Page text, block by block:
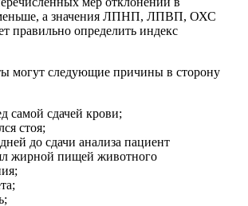
меньше, а значения ЛПНП, ЛПВП, ОХС
правильно определить индекс
могут следующие причины в сторону
самой сдачей крови;
стоя;
до сдачи анализа пациент
жирной пищей животного